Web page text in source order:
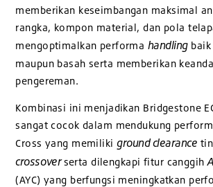
memberikan keseimbangan maksimal
rangka, kompon material, dan pola
mengoptimalkan performa handlingbaik
maupun basah serta memberikan
pengereman.
Kombinasi ini menjadikan Bridgestone
sangat cocok dalam mendukung
Cross yang memiliki ground clearance
crossoverserta dilengkapi fitur canggih
(AYC) yang berfungsi meningkatkan